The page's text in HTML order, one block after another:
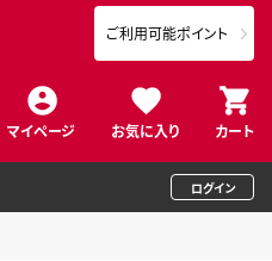
マイページ お気に入り カート
ご利用可能ポイント
ログイン